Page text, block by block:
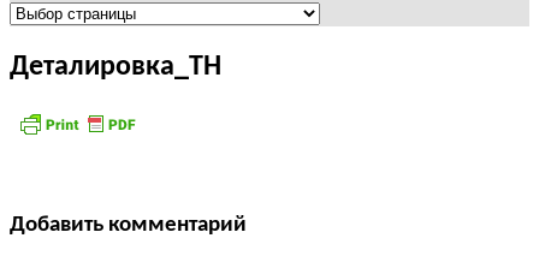
Меню
Деталировка_ТН
Добавить комментарий